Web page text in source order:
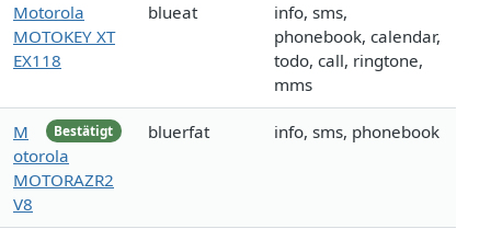
Motorola
MOTOKEY XT
EX118
blueat
info, sms,
phonebook, calendar,
todo, call, ringtone,
mms
Bestätigt
M
otorola
MOTORAZR2
V8
bluerfat info, sms, phonebook